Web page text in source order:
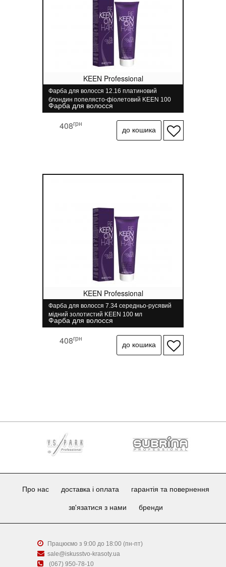
KEEN Professional
Фарба для волосся 12.16 платиновий
блондин попелясто-фіолетовий KEEN 100
мл
Фарба для волосся
408грн
KEEN Professional
Фарба для волосся 7.34 середньо-русявий
мідний золотистий KEEN 100 мл
Фарба для волосся
408грн
Про нас доставка і оплата гарантія та повернення
зв'язатися з нами бренди
Працюємо з 9:00 до 18:00 (пн-пт)
sale@iskusstvo-krasoty.ua
(067) 950-78-10